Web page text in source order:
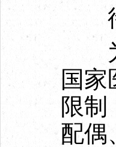
为
国家
限
配偶